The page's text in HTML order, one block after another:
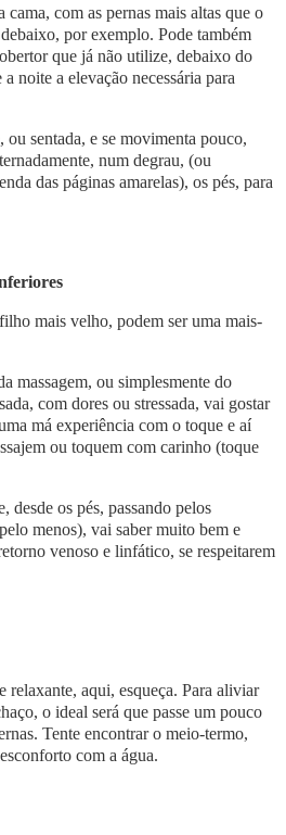
cama, com as pernas mais altas que o
por exemplo. Pode também
que já não utilize, debaixo do
noite a elevação necessária para
ou sentada, e se movimenta pouco,
num degrau, (ou
das páginas amarelas), os pés, para
mais velho, podem ser uma mais-
massagem, ou simplesmente do
com dores ou stressada, vai gostar
má experiência com o toque e aí
ou toquem com carinho (toque
desde os pés, passando pelos
menos), vai saber muito bem e
venoso e linfático, se respeitarem
relaxante, aqui, esqueça. Para aliviar
o ideal será que passe um pouco
Tente encontrar o meio-termo,
com a água.